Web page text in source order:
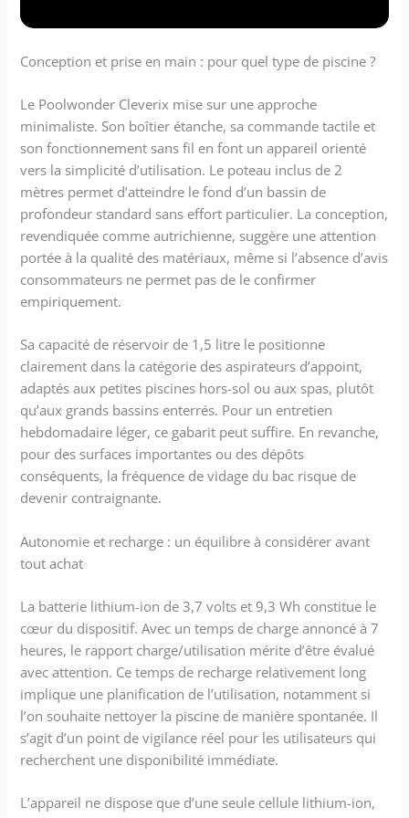
inclus, chargeur USB
charge: ~ 4 h Important
: pas pour algues ni
poussière. Si filtres
collent, laver ou utiliser
plus grossier. Pas pour
piscines nat. Aucun
câble et aucun tuyau
pour le nettoyage de la
piscine
Conception et prise en main : pour quel type de piscine ?
Le Poolwonder Cleverix mise sur une approche
minimaliste. Son boîtier étanche, sa commande tactile et
son fonctionnement sans fil en font un appareil orienté
vers la simplicité d’utilisation. Le poteau inclus de 2
mètres permet d’atteindre le fond d’un bassin de
profondeur standard sans effort particulier. La conception,
revendiquée comme autrichienne, suggère une attention
portée à la qualité des matériaux, même si l’absence d’avis
consommateurs ne permet pas de le confirmer
empiriquement.
Sa capacité de réservoir de 1,5 litre le positionne
clairement dans la catégorie des aspirateurs d’appoint,
adaptés aux petites piscines hors-sol ou aux spas, plutôt
qu’aux grands bassins enterrés. Pour un entretien
hebdomadaire léger, ce gabarit peut suffire. En revanche,
pour des surfaces importantes ou des dépôts
conséquents, la fréquence de vidage du bac risque de
devenir contraignante.
Autonomie et recharge : un équilibre à considérer avant
tout achat
La batterie lithium-ion de 3,7 volts et 9,3 Wh constitue le
cœur du dispositif. Avec un temps de charge annoncé à 7
heures, le rapport charge/utilisation mérite d’être évalué
avec attention. Ce temps de recharge relativement long
implique une planification de l’utilisation, notamment si
l’on souhaite nettoyer la piscine de manière spontanée. Il
s’agit d’un point de vigilance réel pour les utilisateurs qui
recherchent une disponibilité immédiate.
L’appareil ne dispose que d’une seule cellule lithium-ion,